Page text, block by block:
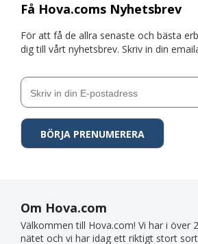
Få Hova.coms Nyhetsbrev
För att få de allra senaste och bästa
dig till vårt nyhetsbrev. Skriv in din
Om Hova.com
Välkommen till Hova.com! Vi har i över
nätet och vi har idag ett riktigt stort